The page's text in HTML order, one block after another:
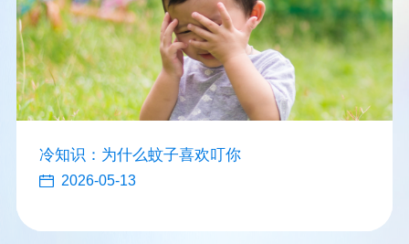
冷知识：为什么蚊子喜欢叮你
2026-05-13